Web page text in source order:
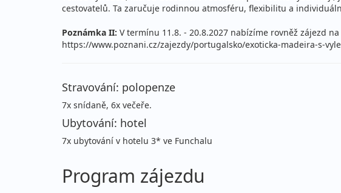
06.04. - 13.04.2027
úterý - úterý
letecky (Praha)
květen 2027
11.05. - 18.05.2027
18.05. - 25.05.2027
cestovatelů. Ta zaručuje rodinnou atmosféru, flexibilitu a
Poznámka II: V termínu 11.8. - 20.8.2027 nabízíme rovněž zájezd
https://www.poznani.cz/zajezdy/portugalsko/exoticka-madeira-s-
Stravování: polopenze
7x snídaně, 6x večeře.
Ubytování: hotel
7x ubytování v hotelu 3* ve Funchalu
Program zájezdu